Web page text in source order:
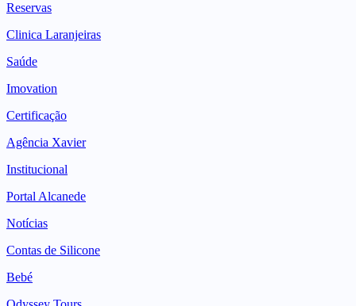
Reservas
Clinica Laranjeiras
Saúde
Imovation
Certificação
Agência Xavier
Institucional
Portal Alcanede
Notícias
Contas de Silicone
Bebé